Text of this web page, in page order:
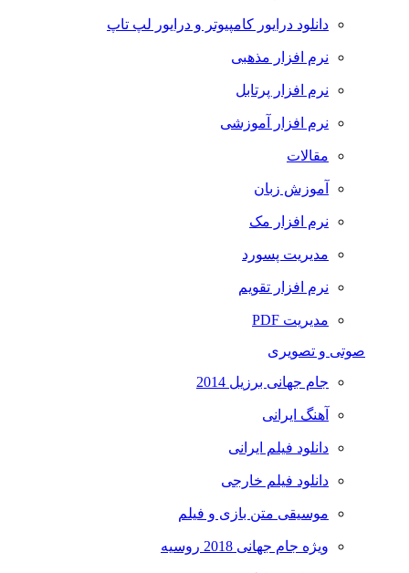
دانلود درایور کامپیوتر و درایور لپ تاپ
نرم افزار مذهبی
نرم افزار پرتابل
نرم افزار آموزشی
مقالات
آموزش زبان
نرم افزار مک
مدیریت پسورد
نرم افزار تقویم
مدیریت PDF
صوتی و تصویری
جام جهانی برزیل 2014
آهنگ ایرانی
دانلود فیلم ایرانی
دانلود فیلم خارجی
موسیقی متن بازی و فیلم
ویژه جام جهانی 2018 روسیه